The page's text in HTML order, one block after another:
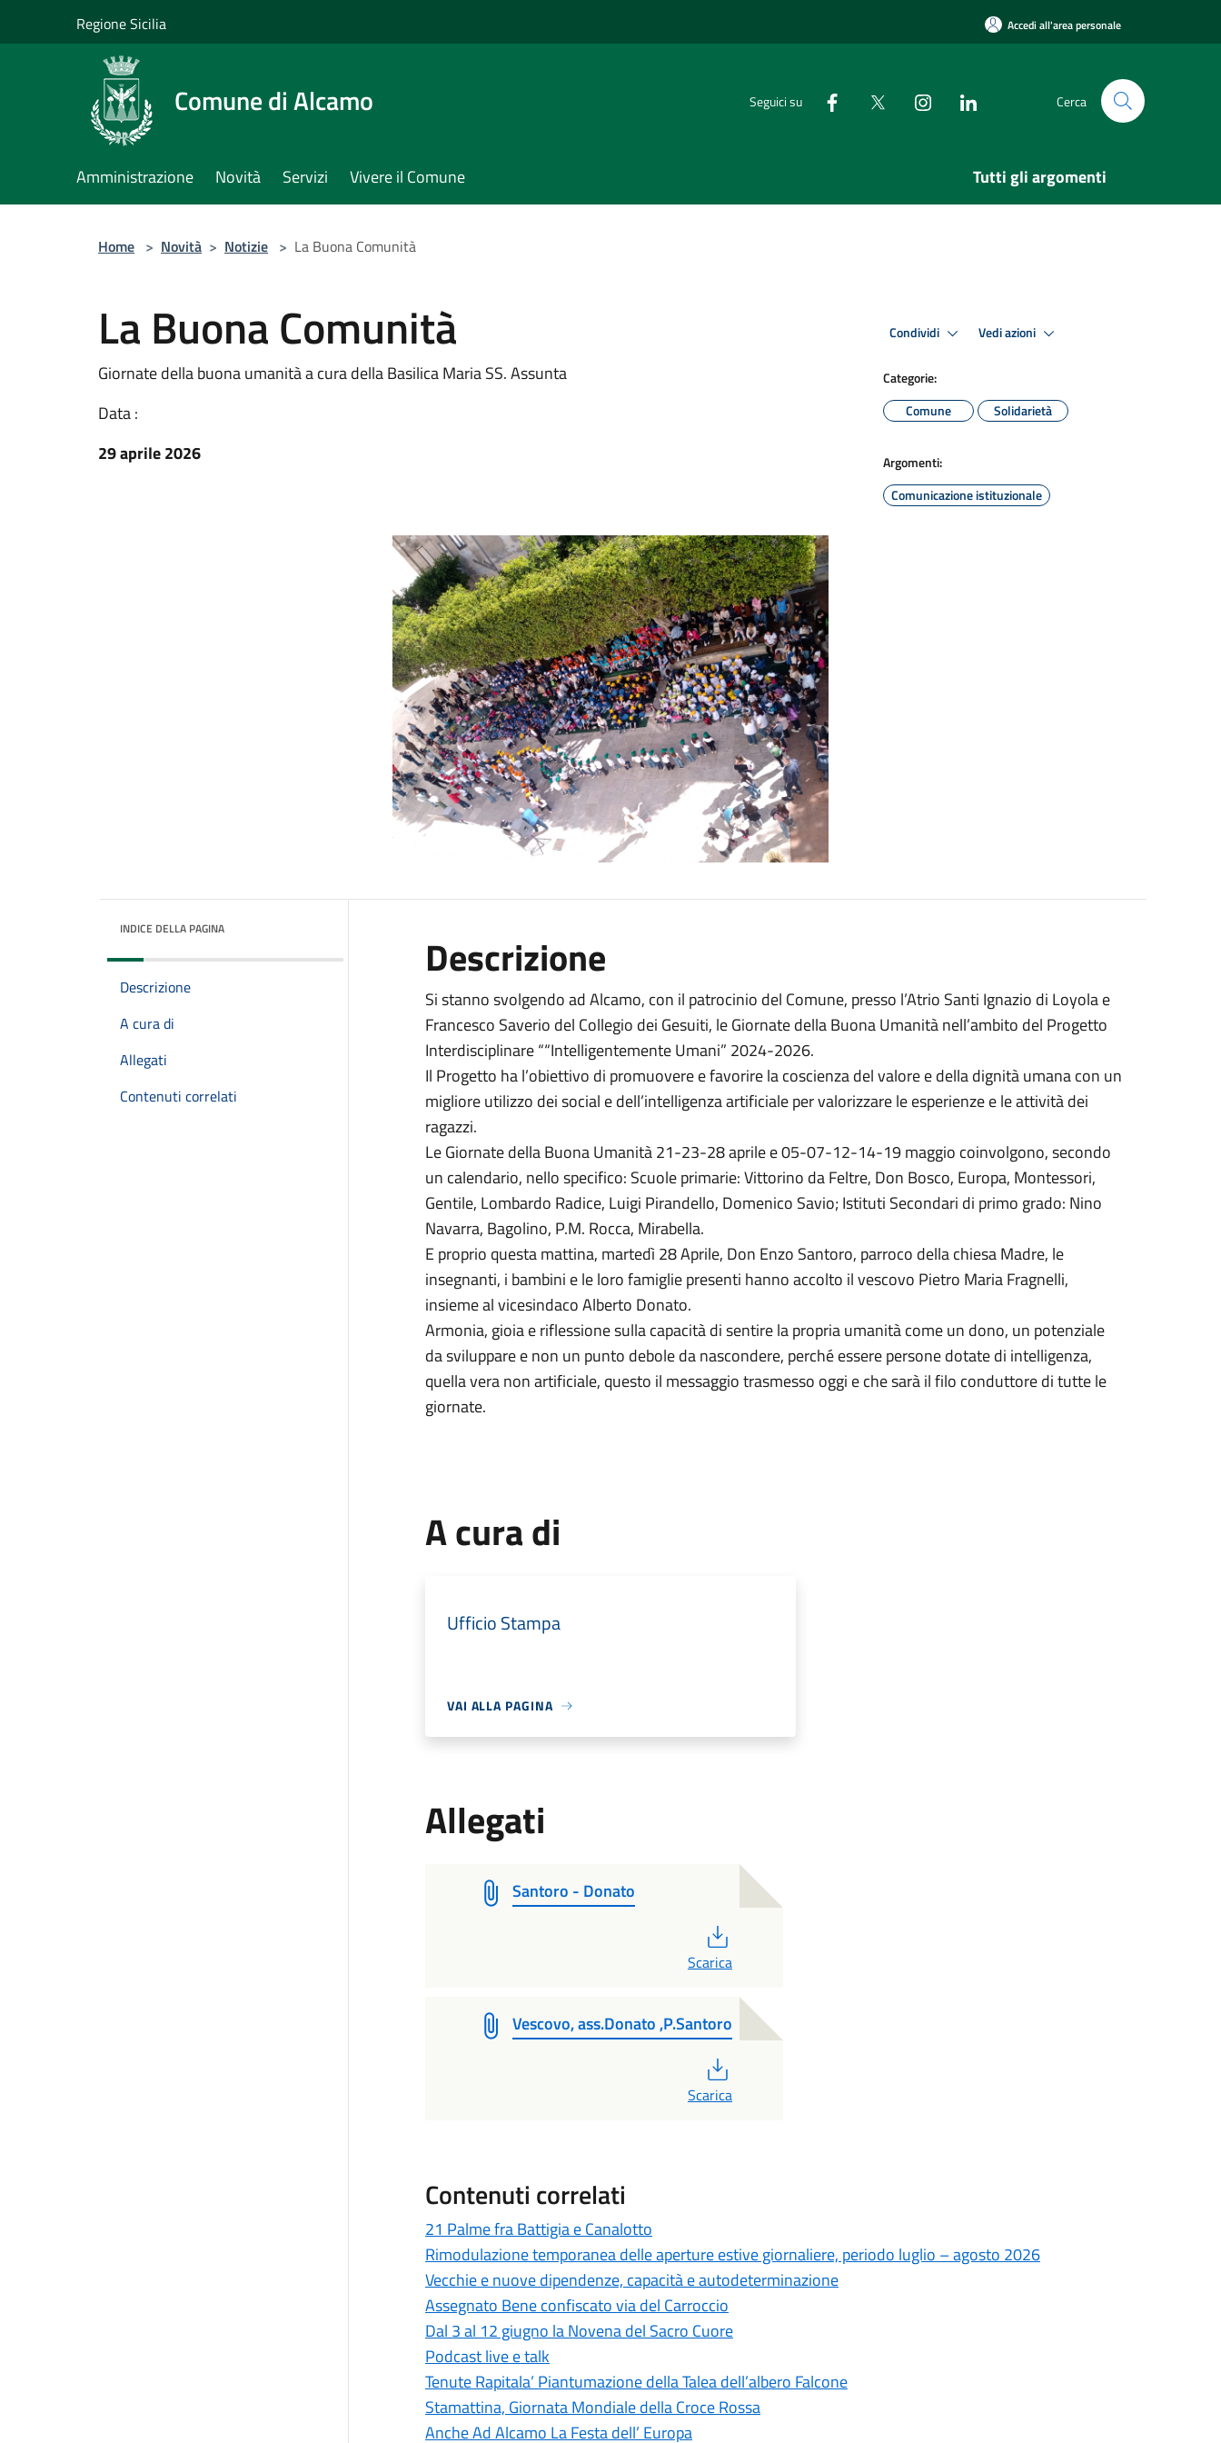
Regione Sicilia Accedi all'area personale
Comune di Alcamo Seguici su Cerca
Amministrazione Novità Servizi Vivere il Comune Tutti gli argomenti
Home > Novità > Notizie > La Buona Comunità
La Buona Comunità
Giornate della buona umanità a cura della Basilica Maria SS. Assunta
Data :
29 aprile 2026
Condividi Vedi azioni
Categorie:
Comune
Solidarietà
Argomenti:
Comunicazione istituzionale
INDICE DELLA PAGINA
Descrizione
A cura di
Allegati
Contenuti correlati
Descrizione
Si stanno svolgendo ad Alcamo, con il patrocinio del Comune, presso l’Atrio Santi Ignazio di Loyola e
Francesco Saverio del Collegio dei Gesuiti, le Giornate della Buona Umanità nell’ambito del Progetto
Interdisciplinare ““Intelligentemente Umani” 2024-2026.
Il Progetto ha l’obiettivo di promuovere e favorire la coscienza del valore e della dignità umana con un
migliore utilizzo dei social e dell’intelligenza artificiale per valorizzare le esperienze e le attività dei
ragazzi.
Le Giornate della Buona Umanità 21-23-28 aprile e 05-07-12-14-19 maggio coinvolgono, secondo
un calendario, nello specifico: Scuole primarie: Vittorino da Feltre, Don Bosco, Europa, Montessori,
Gentile, Lombardo Radice, Luigi Pirandello, Domenico Savio; Istituti Secondari di primo grado: Nino
Navarra, Bagolino, P.M. Rocca, Mirabella.
E proprio questa mattina, martedì 28 Aprile, Don Enzo Santoro, parroco della chiesa Madre, le
insegnanti, i bambini e le loro famiglie presenti hanno accolto il vescovo Pietro Maria Fragnelli,
insieme al vicesindaco Alberto Donato.
Armonia, gioia e riflessione sulla capacità di sentire la propria umanità come un dono, un potenziale
da sviluppare e non un punto debole da nascondere, perché essere persone dotate di intelligenza,
quella vera non artificiale, questo il messaggio trasmesso oggi e che sarà il filo conduttore di tutte le
giornate.
A cura di
Ufficio Stampa
VAI ALLA PAGINA
Allegati
Santoro - Donato
Scarica
Vescovo, ass.Donato ,P.Santoro
Scarica
Contenuti correlati
21 Palme fra Battigia e Canalotto
Rimodulazione temporanea delle aperture estive giornaliere, periodo luglio – agosto 2026
Vecchie e nuove dipendenze, capacità e autodeterminazione
Assegnato Bene confiscato via del Carroccio
Dal 3 al 12 giugno la Novena del Sacro Cuore
Podcast live e talk
Tenute Rapitala’ Piantumazione della Talea dell’albero Falcone
Stamattina, Giornata Mondiale della Croce Rossa
Anche Ad Alcamo La Festa dell’ Europa